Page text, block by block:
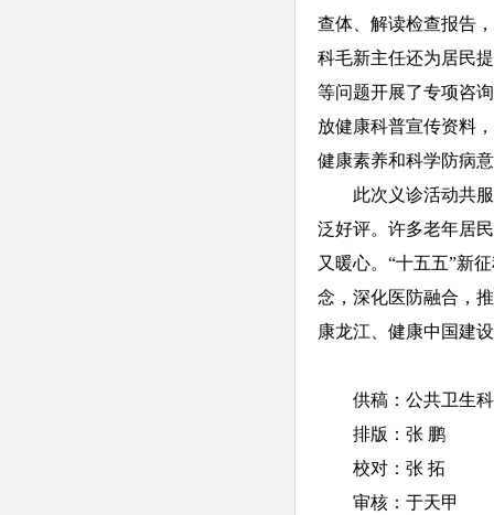
查体、解读检查报告
科毛新主任还为居民
等问题开展了专项咨
放健康科普宣传资料
健康素养和科学防病
此次义诊活动共
泛好评。许多老年居
又暖心。“十五五”新
念，深化医防融合，
康龙江、健康中国建
供稿：公共卫生
排版：张 鹏
校对：张 拓
审核：于天甲